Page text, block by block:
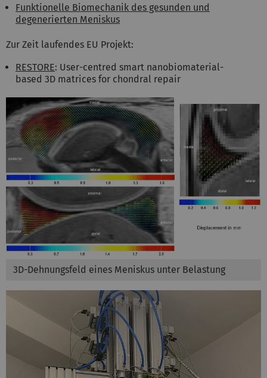
Funktionelle Biomechanik des gesunden und
degenerierten Meniskus
Zur Zeit laufendes EU Projekt:
RESTORE: User-centred smart nanobiomaterial-
based 3D matrices for chondral repair
3D-Dehnungsfeld eines Meniskus unter Belastung